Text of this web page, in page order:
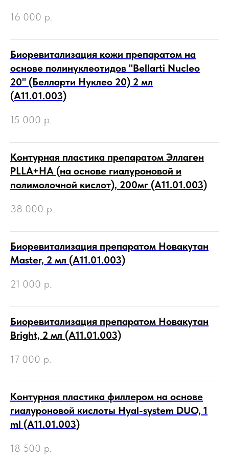
16 000 р.
Биоревитализация кожи препаратом на
основе полинуклеотидов "Bellarti Nucleo
20" (Белларти Нуклео 20) 2 мл
(А11.01.003)
15 000 р.
Контурная пластика препаратом Эллаген
PLLA+HA (на основе гиалуроновой и
полимолочной кислот), 200мг (А11.01.003)
38 000 р.
Биоревитализация препаратом Новакутан
Master, 2 мл (А11.01.003)
21 000 р.
Биоревитализация препаратом Новакутан
Bright, 2 мл (А11.01.003)
17 000 р.
Контурная пластика филлером на основе
гиалуроновой кислоты Hyal-system DUO, 1
ml (А11.01.003)
18 500 р.